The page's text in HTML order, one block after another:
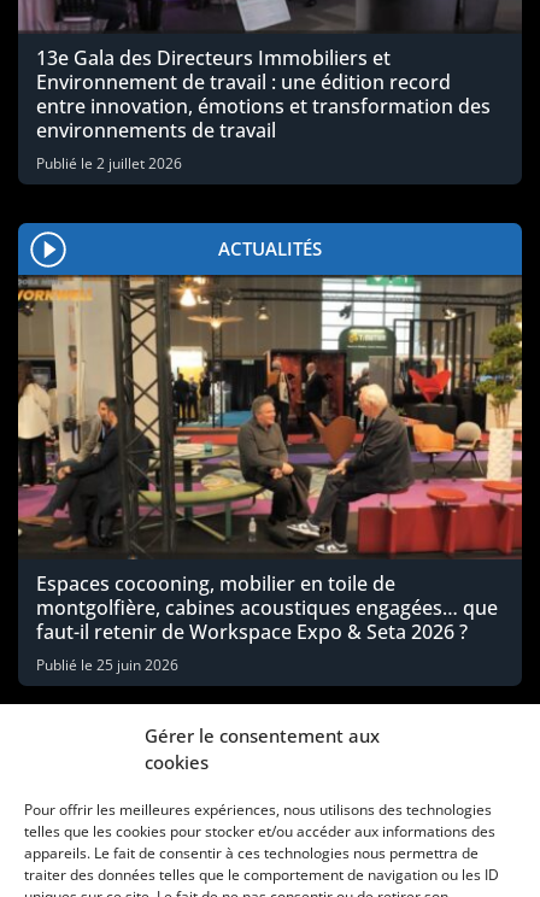
Gérer le consentement aux
cookies
Pour offrir les meilleures expériences, nous utilisons des technologies
telles que les cookies pour stocker et/ou accéder aux informations des
appareils. Le fait de consentir à ces technologies nous permettra de
traiter des données telles que le comportement de navigation ou les ID
13e Gala des Directeurs Immobiliers et
Environnement de travail : une édition record
entre innovation, émotions et transformation des
environnements de travail
Publié le 2 juillet 2026
ACTUALITÉS
Espaces cocooning, mobilier en toile de
montgolfière, cabines acoustiques engagées… que
faut-il retenir de Workspace Expo & Seta 2026 ?
Publié le 25 juin 2026